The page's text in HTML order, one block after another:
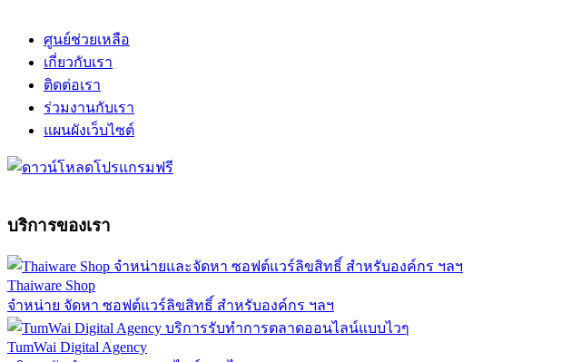
ศูนย์ช่วยเหลือ
เกี่ยวกับเรา
ติดต่อเรา
ร่วมงานกับเรา
แผนผังเว็บไซต์
บริการของเรา
Thaiware Shop
จำหน่าย จัดหา ซอฟต์แวร์ลิขสิทธิ์ สำหรับองค์กร ฯลฯ
TumWai Digital Agency